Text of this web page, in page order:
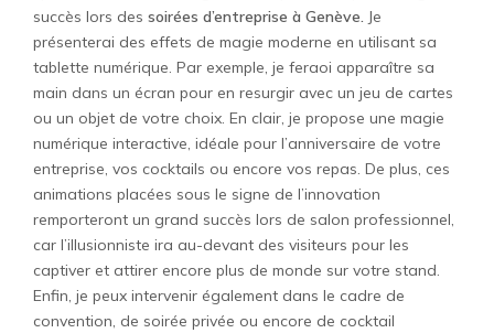
succès lors des soirées d’entreprise à Genève. Je
présenterai des effets de magie moderne en utilisant sa
tablette numérique. Par exemple, je feraoi apparaître sa
main dans un écran pour en resurgir avec un jeu de cartes
ou un objet de votre choix. En clair, je propose une magie
numérique interactive, idéale pour l’anniversaire de votre
entreprise, vos cocktails ou encore vos repas. De plus, ces
animations placées sous le signe de l’innovation
remporteront un grand succès lors de salon professionnel,
car l’illusionniste ira au-devant des visiteurs pour les
captiver et attirer encore plus de monde sur votre stand.
Enfin, je peux intervenir également dans le cadre de
convention, de soirée privée ou encore de cocktail